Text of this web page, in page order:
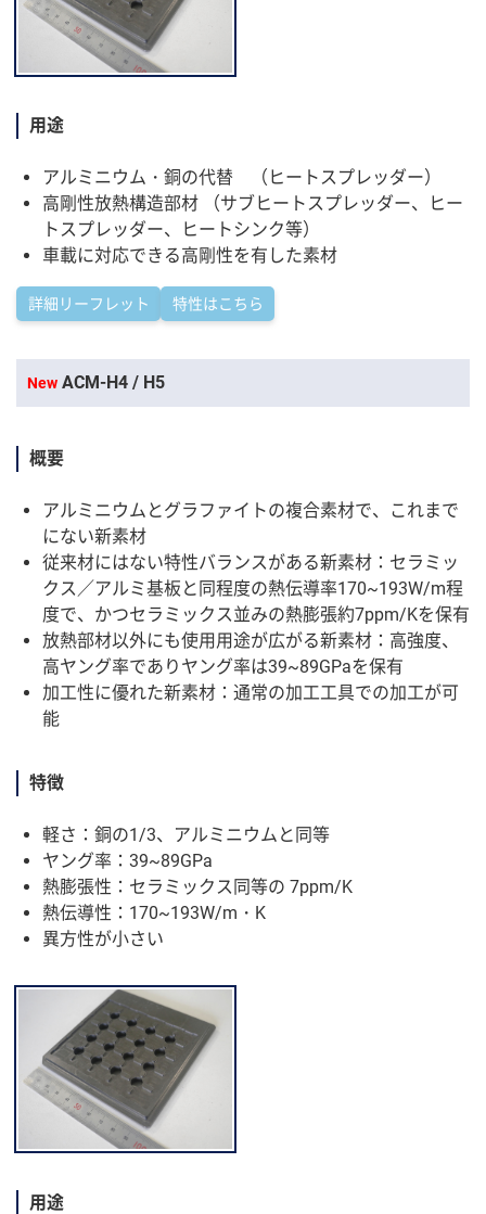
用途
アルミニウム・銅の代替 （ヒートスプレッダー）
高剛性放熱構造部材 （サブヒートスプレッダー、ヒー
トスプレッダー、ヒートシンク等）
車載に対応できる高剛性を有した素材
詳細リーフレット 特性はこちら
New ACM-H4 / H5
概要
アルミニウムとグラファイトの複合素材で、これまで
にない新素材
従来材にはない特性バランスがある新素材：セラミッ
クス／アルミ基板と同程度の熱伝導率170~193W/m程
度で、かつセラミックス並みの熱膨張約7ppm/Kを保有
放熱部材以外にも使用用途が広がる新素材：高強度、
高ヤング率でありヤング率は39~89GPaを保有
加工性に優れた新素材：通常の加工工具での加工が可
能
特徴
軽さ：銅の1/3、アルミニウムと同等
ヤング率：39~89GPa
熱膨張性：セラミックス同等の 7ppm/K
熱伝導性：170~193W/m・K
異方性が小さい
用途